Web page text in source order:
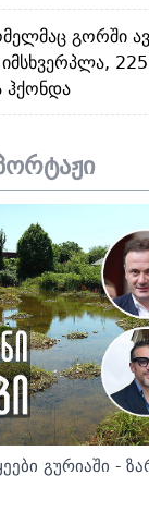
გორში
225
ჰქონდა
გურიაში -